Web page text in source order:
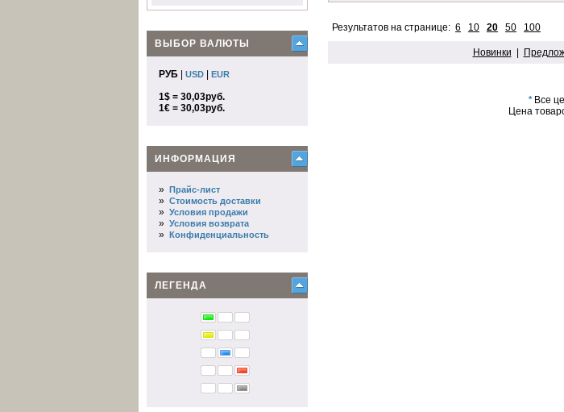
ВЫБОР ВАЛЮТЫ
РУБ USD EUR
1$ = 30,03руб.
1€ = 30,03руб.
ИНФОРМАЦИЯ
» Прайс-лист
» Стоимость доставки
» Условия продажи
» Условия возврата
» Конфиденциальность
ЛЕГЕНДА
Результатов на странице: 6 10 20 50 100
Новинки
* Все
Цена